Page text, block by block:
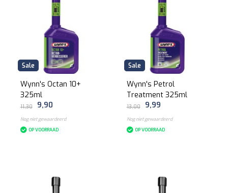
Sale
Wynn's Octan 10+
325ml
11,30 9,90
Nog niet gewaardeerd
OP VOORRAAD
Sale
Wynn's Petrol
Treatment 325ml
13,00 9,99
Nog niet gewaardeerd
OP VOORRAAD